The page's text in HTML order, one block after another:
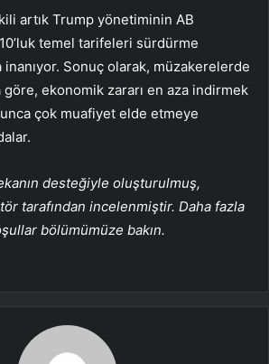
artık Trump yönetiminin AB
temel tarifeleri sürdürme
Sonuç olarak, müzakerelerde
ekonomik zararı en aza indirmek
çok muafiyet elde etmeye
desteğiyle oluşturulmuş,
tarafından incelenmiştir. Daha fazla
bölümümüze bakın.